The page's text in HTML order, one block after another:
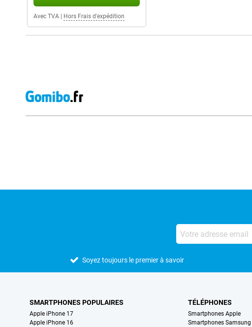
Avec TVA Hors Frais d'expédition
Soyez toujours le premier à savoir
SMARTPHONES POPULAIRES
Apple iPhone 17
Apple iPhone 16
TÉLÉPHONES
Smartphones Apple
Smartphones Samsung